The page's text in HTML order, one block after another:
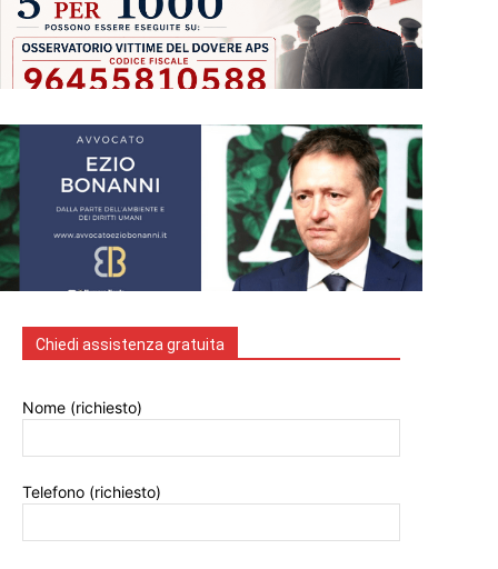
Chiedi assistenza gratuita
Nome (richiesto)
Telefono (richiesto)